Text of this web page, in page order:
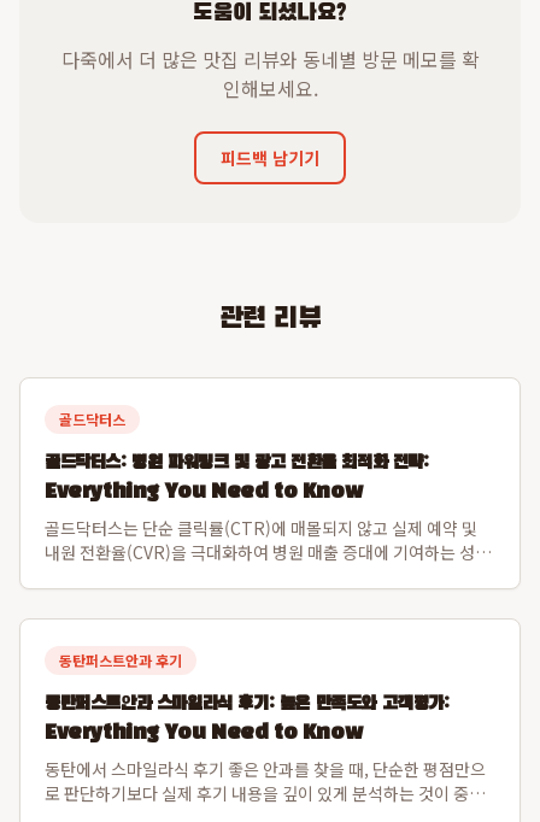
도움이 되셨나요?
다죽에서 더 많은 맛집 리뷰와 동네별 방문 메모를 확
인해보세요.
피드백 남기기
관련 리뷰
골드닥터스
골드닥터스: 병원 파워링크 및 광고 전환율 최적화 전략:
Everything You Need to Know
골드닥터스는 단순 클릭률(CTR)에 매몰되지 않고 실제 예약 및
내원 전환율(CVR)을 극대화하여 병원 매출 증대에 기여하는 성과
95%를 달성하며 ...
동탄퍼스트안과 후기
동탄퍼스트안과 스마일라식 후기: 높은 만족도와 고객평가:
Everything You Need to Know
동탄에서 스마일라식 후기 좋은 안과를 찾을 때, 단순한 평점만으
로 판단하기보다 실제 후기 내용을 깊이 있게 분석하는 것이 중요